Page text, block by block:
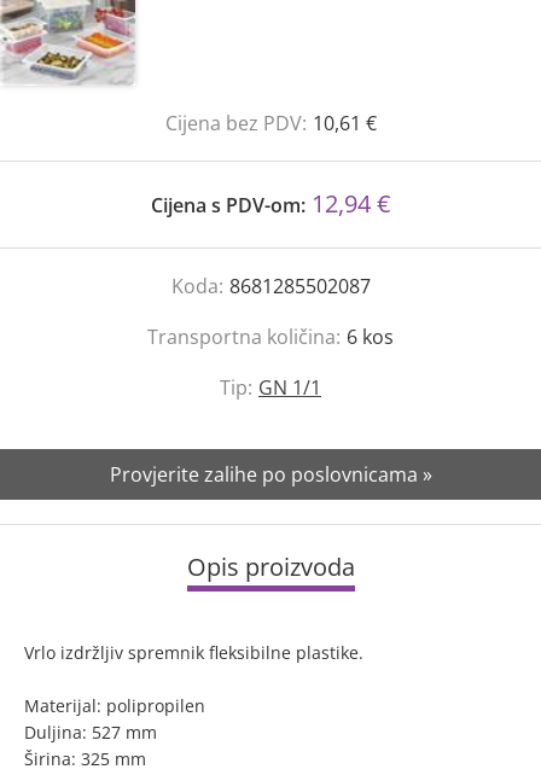
Cijena bez PDV: 10,61 €
Cijena s PDV-om: 12,94 €
Koda: 8681285502087
Transportna količina: 6 kos
Tip: GN 1/1
Provjerite zalihe po poslovnicama »
Opis proizvoda
Vrlo izdržljiv spremnik fleksibilne plastike.
Materijal: polipropilen
Duljina: 527 mm
Širina: 325 mm